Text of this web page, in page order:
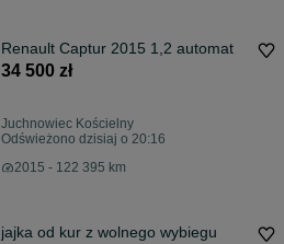
Renault Captur 2015 1,2 automat
34 500 zł
Juchnowiec Kościelny
Odświeżono dzisiaj o 20:16
2015 - 122 395 km
jajka od kur z wolnego wybiegu